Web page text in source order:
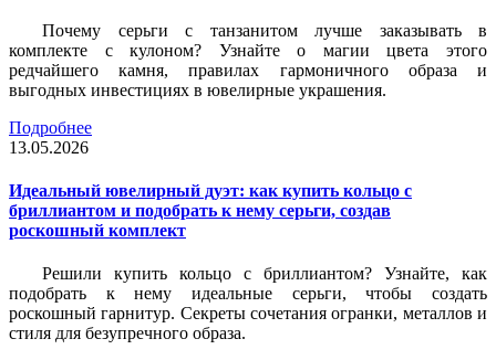
Почему серьги с танзанитом лучше заказывать в
комплекте с кулоном? Узнайте о магии цвета этого
редчайшего камня, правилах гармоничного образа и
выгодных инвестициях в ювелирные украшения.
Подробнее
13.05.2026
Идеальный ювелирный дуэт: как купить кольцо с
бриллиантом и подобрать к нему серьги, создав
роскошный комплект
Решили купить кольцо с бриллиантом? Узнайте, как
подобрать к нему идеальные серьги, чтобы создать
роскошный гарнитур. Секреты сочетания огранки, металлов и
стиля для безупречного образа.